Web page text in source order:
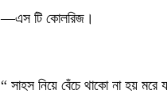
—এস টি কোলরিজ।
“ সাহস নিয়ে বেঁচে থাকো না হয় মরে